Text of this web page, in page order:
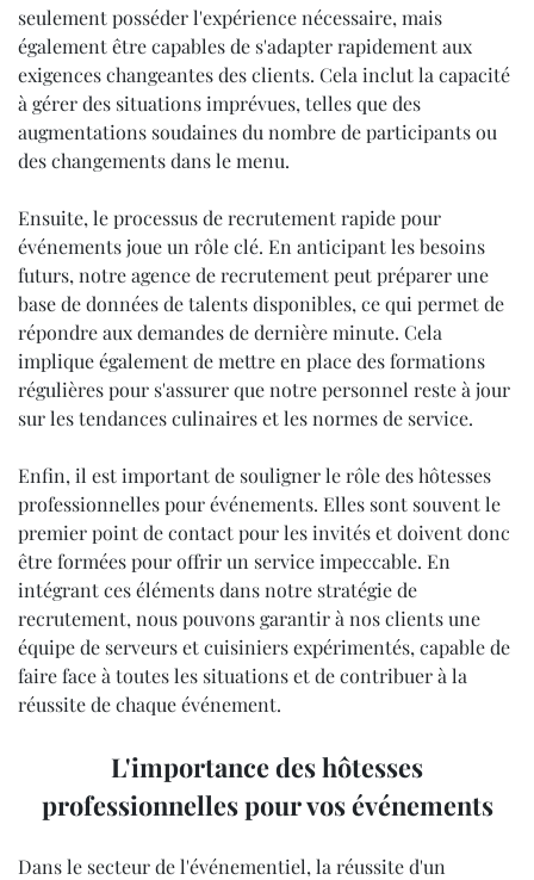
seulement posséder l'expérience nécessaire, mais
également être capables de s'adapter rapidement aux
exigences changeantes des clients. Cela inclut la capacité
à gérer des situations imprévues, telles que des
augmentations soudaines du nombre de participants ou
des changements dans le menu.
Ensuite, le processus de recrutement rapide pour
événements joue un rôle clé. En anticipant les besoins
futurs, notre agence de recrutement peut préparer une
base de données de talents disponibles, ce qui permet de
répondre aux demandes de dernière minute. Cela
implique également de mettre en place des formations
régulières pour s'assurer que notre personnel reste à jour
sur les tendances culinaires et les normes de service.
Enfin, il est important de souligner le rôle des hôtesses
professionnelles pour événements. Elles sont souvent le
premier point de contact pour les invités et doivent donc
être formées pour offrir un service impeccable. En
intégrant ces éléments dans notre stratégie de
recrutement, nous pouvons garantir à nos clients une
équipe de serveurs et cuisiniers expérimentés, capable de
faire face à toutes les situations et de contribuer à la
réussite de chaque événement.
L'importance des hôtesses
professionnelles pour vos événements
Dans le secteur de l'événementiel, la réussite d'un